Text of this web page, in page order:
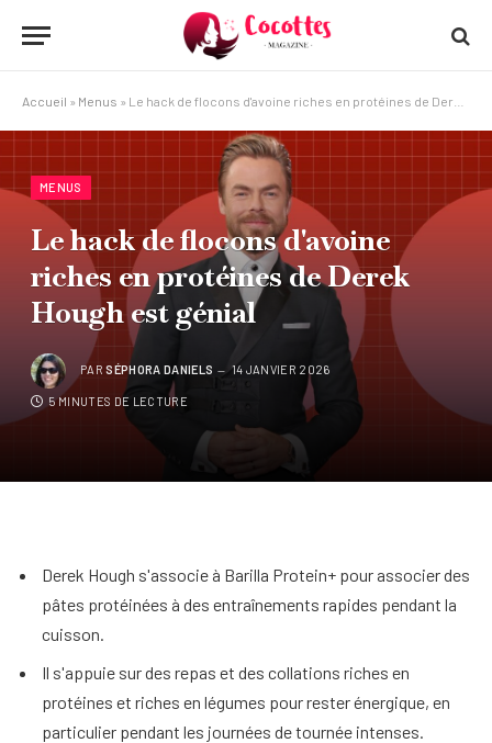
Accueil » Menus » Le hack de flocons d'avoine riches en protéines de Derek Hough est génial
MENUS
Le hack de flocons d'avoine
riches en protéines de Derek
Hough est génial
PAR SÉPHORA DANIELS 14 JANVIER 2026
5 MINUTES DE LECTURE
Derek Hough s'associe à Barilla Protein+ pour associer des
pâtes protéinées à des entraînements rapides pendant la
cuisson.
Il s'appuie sur des repas et des collations riches en
protéines et riches en légumes pour rester énergique, en
particulier pendant les journées de tournée intenses.